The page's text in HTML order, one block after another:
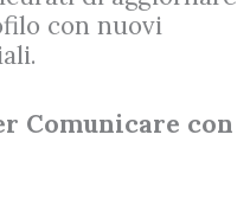
con nuovi
Comunicare con